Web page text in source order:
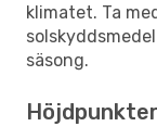
klimatet. Ta
säsong.